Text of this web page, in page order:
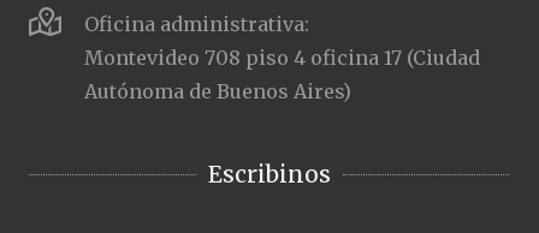
Oficina administrativa:
Montevideo 708 piso 4 oficina 17 (Ciudad
Autónoma de Buenos Aires)
Escribinos